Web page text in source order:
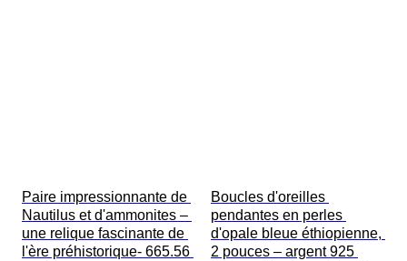
Paire impressionnante de
Nautilus et d'ammonites –
une relique fascinante de
l'ère préhistorique- 665.56
Boucles d'oreilles
pendantes en perles
d'opale bleue éthiopienne,
2 pouces – argent 925